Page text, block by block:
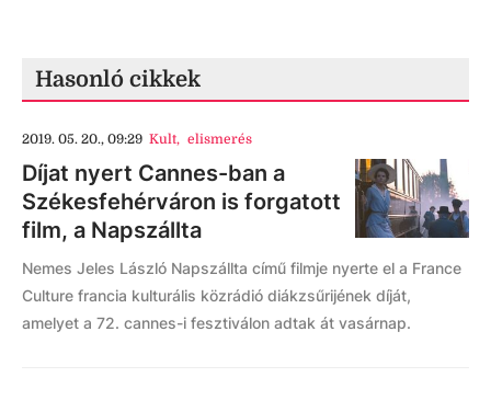
Hasonló cikkek
2019. 05. 20., 09:29 Kult, elismerés
Díjat nyert Cannes-ban a
Székesfehérváron is forgatott
film, a Napszállta
Nemes Jeles László Napszállta című filmje nyerte el a France
Culture francia kulturális közrádió diákzsűrijének díját,
amelyet a 72. cannes-i fesztiválon adtak át vasárnap.